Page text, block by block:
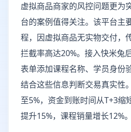
虚拟商品商家的风控问题更为
台的案例值得关注。该平台主
程，因虚拟商品无实物交付，
拦截率高达20%。接入快米兔
表单添加课程名称、学员身份
结合这些信息判断交易真实性
至5%，资金到账时间从T+3缩
提升15%，课程销量增长12%。